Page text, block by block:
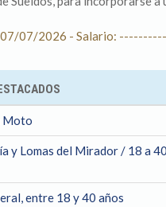
07/07/2026 - Salario: ----------
Moto
y Lomas del Mirador / 18 a 40
entre 18 y 40 años